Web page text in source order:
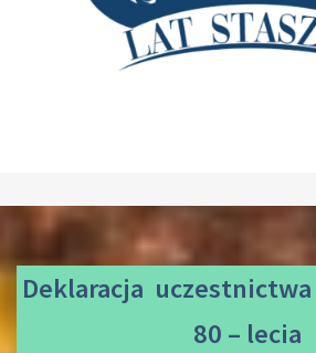
Deklaracja uczestnictwa
80 – lecia